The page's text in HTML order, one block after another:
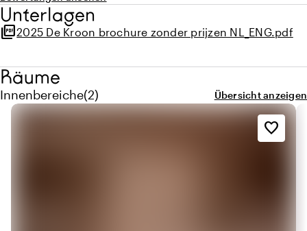
Konferenzen bis hin zu Galas und Feierabenden – wir
sorgen dafür, dass dein Event genau so wird, wie du es dir
vorgestellt hast.
Unterlagen
picture_as_pdf2025 De Kroon brochure zonder prijzen NL_ENG.pdf
Räume
Innenbereiche
Menge innenbereiche: 2
(2) Übersicht anzeigen
favorite_border